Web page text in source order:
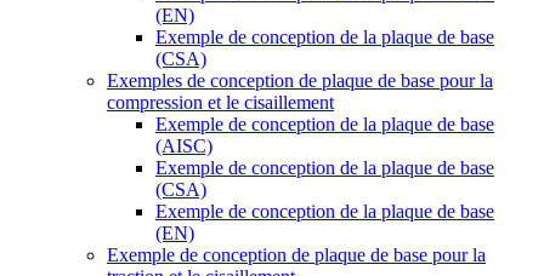
(EN)
Exemple de conception de la plaque de base
(CSA)
Exemples de conception de plaque de base pour la
compression et le cisaillement
Exemple de conception de la plaque de base
(AISC)
Exemple de conception de la plaque de base
(CSA)
Exemple de conception de la plaque de base
(EN)
Exemple de conception de plaque de base pour la